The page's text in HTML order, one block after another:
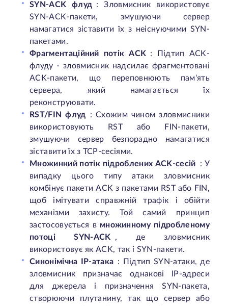
SYN-ACK флуд : Зловмисник використовує
SYN-ACK-пакети, змушуючи сервер
намагатися зіставити їх з неіснуючими SYN-
пакетами.
Фрагментаційний потік ACK
: Підтип ACK-
флуду - зловмисник надсилає фрагментовані
ACK-пакети, що переповнюють пам'ять
сервера, який намагається їх
реконструювати.
RST/FIN флуд
: Схожим чином зловмисники
використовують RST або FIN-пакети,
змушуючи сервер безпорадно намагатися
зіставити їх з TCP-сесіями.
Множинний потік підроблених ACK-сесій
: У
випадку цього типу атаки зловмисник
комбінує пакети ACK з пакетами RST або FIN,
щоб імітувати справжній трафік і обійти
механізми захисту. Той самий принцип
застосовується в множинному підробленому
потоці SYN-ACK
, де зловмисник
використовує як ACK, так і SYN-пакети.
Синонімічна IP-атака : Підтип SYN-атаки, де
зловмисник призначає однакові IP-адреси
для джерела і призначення SYN-пакета,
створюючи плутанину, так що сервер або